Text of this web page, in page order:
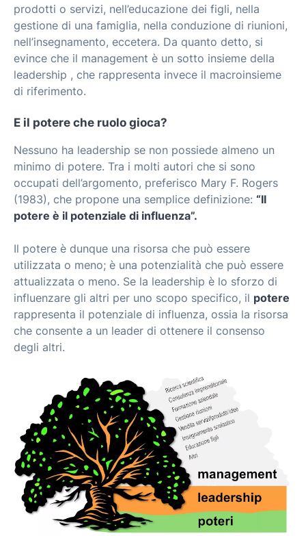
prodotti o servizi, nell’educazione dei figli, nella
gestione di una famiglia, nella conduzione di riunioni,
nell’insegnamento, eccetera. Da quanto detto, si
evince che il management è un sotto insieme della
leadership , che rappresenta invece il macroinsieme
di riferimento.
E il potere che ruolo gioca?
Nessuno ha leadership se non possiede almeno un
minimo di potere. Tra i molti autori che si sono
occupati dell’argomento, preferisco Mary F. Rogers
(1983), che propone una semplice definizione: “Il
potere è il potenziale di influenza”.
Il potere è dunque una risorsa che può essere
utilizzata o meno; è una potenzialità che può essere
attualizzata o meno. Se la leadership è lo sforzo di
influenzare gli altri per uno scopo specifico, il potere
rappresenta il potenziale di influenza, ossia la risorsa
che consente a un leader di ottenere il consenso
degli altri.